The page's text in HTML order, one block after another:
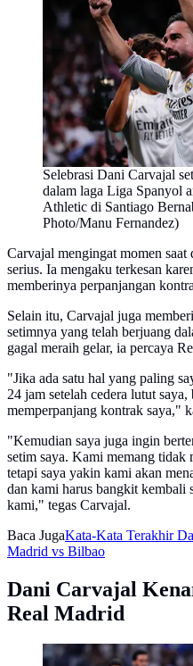
Selebrasi Dani Carvajal
dalam laga Liga Spanyol
Athletic di Santiago
Photo/Manu Fernandez)
Carvajal mengingat momen
serius. Ia mengaku terkesan
memberinya perpanjangan
Selain itu, Carvajal juga
setimnya yang telah berjuang
gagal meraih gelar, ia percaya
"Jika ada satu hal yang paling
24 jam setelah cedera lutut
memperpanjang kontrak saya,"
"Kemudian saya juga ingin
setim saya. Kami memang tidak
tetapi saya yakin kami akan
dan kami harus bangkit kembali
kami," tegas Carvajal.
Baca JugaKata-Kata Terakhir
Madrid vs Bilbao
Dani Carvajal
Real Madrid